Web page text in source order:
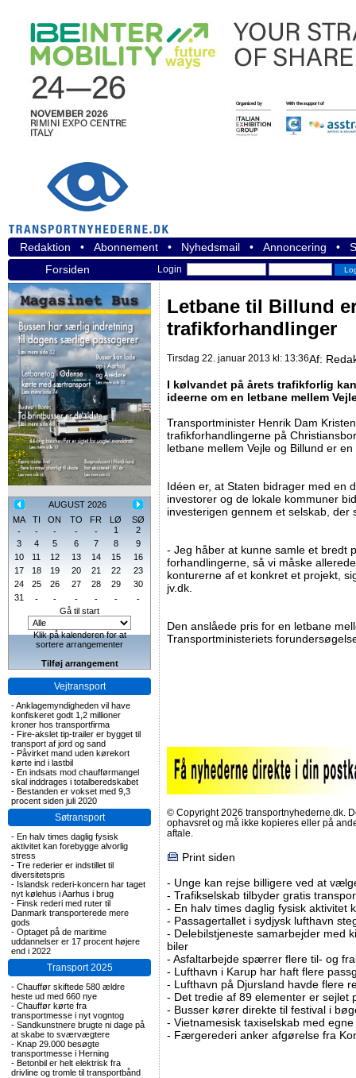
Redaktion • Abonnement • Nyhedsmail • Annoncering •
Forsiden
Login
AUGUST 2026
MA
TI ON TO FR LØ
SØ
-
- - - - 1
2
3
4 5 6 7 8
9
10
11 12 13 14 15
16
17
18 19 20 21 22
23
24
25 26 27 28 29
30
31
- - - - -
-
Gå til start
Klik på kalenderen for at
sortere arrangementer
Tilføj arrangement
Vejtransport
-Anklagemyndigheden vil have
konfiskeret godt 1,2 millioner
kroner hos transportfirma
- Fire-akslet tip-trailer er bygget til
transport af jord og sand
- Påvirket mand uden kørekort
kørte ind i lastbil
- En indsats mod chaufførmangel
skal inddrages i totalberedskabet
- Bestanden er vokset med 9,3
procent siden juli 2020
Søtransport
- En halv times daglig fysisk
aktivitet kan forebygge alvorlig
stress
- Tre rederier er indstillet til
diversitetspris
- Islandsk rederi-koncern har taget
nyt kølehus i Aarhus i brug
- Finsk rederi med ruter til
Danmark transporterede mere
gods
- Optaget på de maritime
uddannelser er 17 procent højere
end i 2022
Transport 2025
- Chauffør skiftede 580 ældre
heste ud med 660 nye
- Chauffør kørte fra
transportmesse i nyt vogntog
- Sandkunstnere brugte ni dage på
at skabe to sværvægtere
- Knap 29.000 besøgte
transportmesse i Herning
- Betonbil er helt elektrisk fra
drivline og tromle til transportbånd
Letbane til Billund
trafikforhandlinger
Tirsdag 22. januar 2013 kl: 13:36Af:
I kølvandet på årets trafikforlig
ideerne om en letbane mellem
Transportminister Henrik Dam
trafikforhandlingerne på
letbane mellem Vejle og Billund er
Idéen er, at Staten bidrager med en
investorer og de lokale kommuner
investerigen gennem et selskab, der
- Jeg håber at kunne samle et bredt
forhandlingerne, så vi måske
konturerne af et konkret et projekt,
jv.dk.
Den anslåede pris for en letbane
Transportministeriets
© Copyright 2026 transportnyhederne.dk.
ophavsret og må ikke kopieres eller på
aftale.
Print siden
- Unge kan rejse billigere ved at
- Trafikselskab tilbyder gratis
- En halv times daglig fysisk aktivitet
- Passagertallet i sydjysk lufthavn
- Delebilstjeneste samarbejder med
biler
- Asfaltarbejde spærrer flere til- og
- Lufthavn i Karup har haft flere
- Lufthavn på Djursland havde flere
- Det tredie af 89 elementer er sejlet
- Busser kører direkte til festival i
- Vietnamesisk taxiselskab med
- Færgerederi anker afgørelse fra